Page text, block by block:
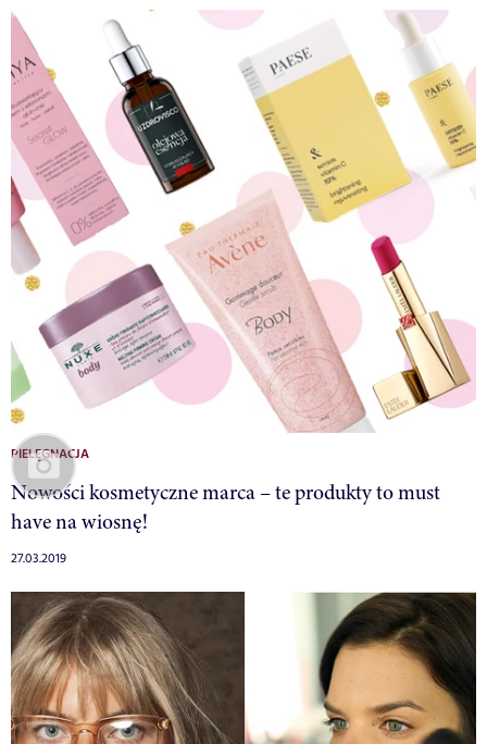
PIELĘGNACJA
Nowości kosmetyczne marca – te produkty to must
have na wiosnę!
27.03.2019